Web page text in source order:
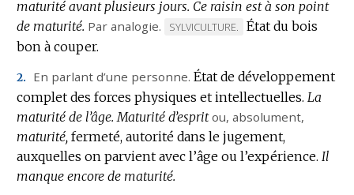
maturité avant plusieurs jours. Ce raisin est à son point
de maturité. Par analogie.
MARQUE
DOMAINE
:
SYLVICULTURE.
État du bois
bon à couper.
2. En parlant d’une personne. État de développement
complet des forces physiques et intellectuelles. La
maturité de l’âge. Maturité d’esprit ou, absolument,
maturité, fermeté, autorité dans le jugement,
auxquelles on parvient avec l’âge ou l’expérience. Il
manque encore de maturité.